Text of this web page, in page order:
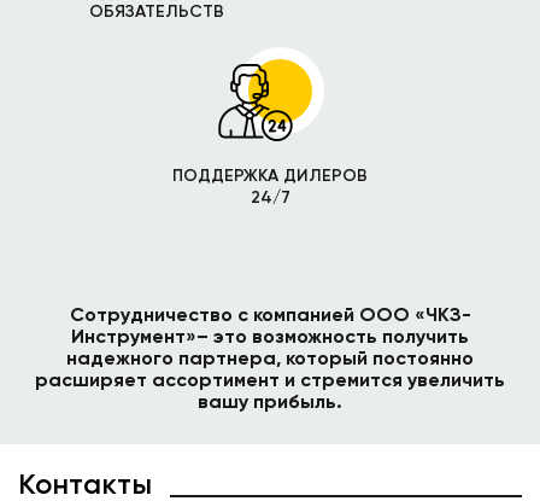
ОБЯЗАТЕЛЬСТВ
ПОДДЕРЖКА ДИЛЕРОВ
24/7
Сотрудничество с компанией ООО «ЧКЗ-
Инструмент»– это возможность получить
надежного партнера, который постоянно
расширяет ассортимент и стремится увеличить
вашу прибыль.
Контакты